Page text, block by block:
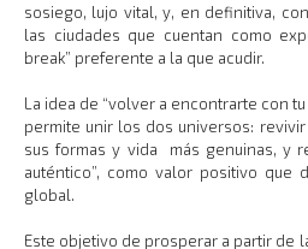
sosiego, lujo vital, y, en definitiva,
las ciudades que cuentan como
break” preferente a la que acudir.
La idea de “volver a encontrarte con
permite unir los dos universos:
sus formas y vida más genuinas, y
auténtico”, como valor positivo que
global.
Este objetivo de prosperar a partir de